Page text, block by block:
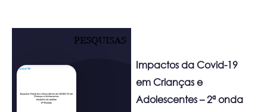
PESQUISAS
Impactos da Covid-19
em Crianças e
Adolescentes – 2ª onda